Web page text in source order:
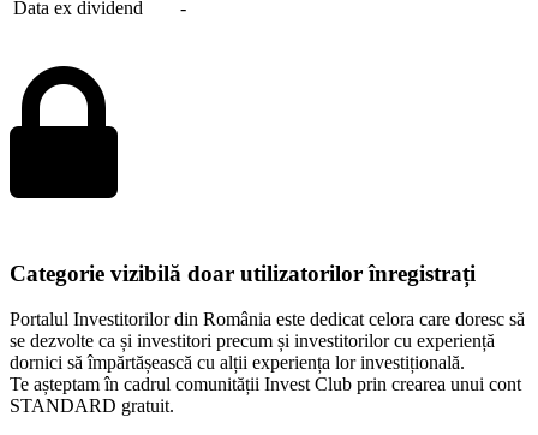
Data ex dividend
-
Categorie vizibilă doar utilizatorilor înregistrați
Portalul Investitorilor din România este dedicat celora care doresc să
se dezvolte ca și investitori precum și investitorilor cu experiență
dornici să împărtășească cu alții experiența lor investițională.
Te așteptam în cadrul comunității Invest Club prin crearea unui cont
STANDARD gratuit.